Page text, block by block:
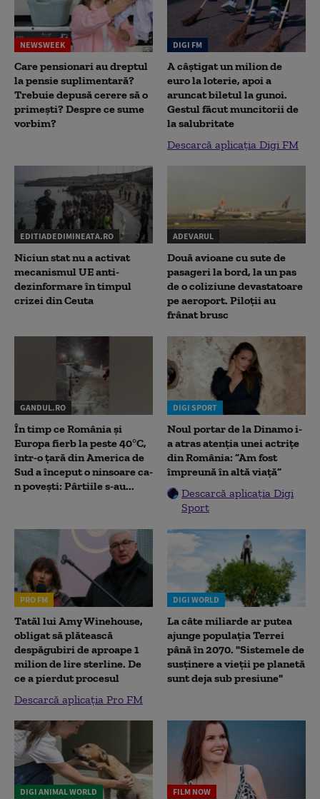
NEWSWEEK
Care pensionari au dreptul
la pensie suplimentară?
Trebuie depusă cerere să o
primești? Despre ce sume
vorbim?
DIGI FM
A câștigat un milion de
euro la loterie, apoi a
aruncat biletul la gunoi.
Gestul făcut muncitorii de
la salubritate
Descarcă aplicația Digi FM
EDITIADEDIMINEATA.RO
Niciun stat nu a activat
mecanismul UE anti-
dezinformare în timpul
crizei din Ceuta
ADEVARUL
Două avioane cu sute de
pasageri la bord, la un pas
de o coliziune devastatoare
pe aeroport. Piloții au
frânat brusc
GANDUL.RO
În timp ce România și
Europa fierb la peste 40°C,
într-o țară din America de
Sud a început o ninsoare ca-
n povești: Pârtiile s-au...
DIGI SPORT
Noul portar de la Dinamo i-
a atras atenția unei actrițe
din România: ”Am fost
împreună în altă viață”
Descarcă aplicația Digi
Sport
PRO FM
Tatăl lui Amy Winehouse,
obligat să plătească
despăgubiri de aproape 1
milion de lire sterline. De
ce a pierdut procesul
Descarcă aplicația Pro FM
DIGI WORLD
La câte miliarde ar putea
ajunge populația Terrei
până în 2070. "Sistemele de
susținere a vieții pe planetă
sunt deja sub presiune"
DIGI ANIMAL WORLD FILM NOW